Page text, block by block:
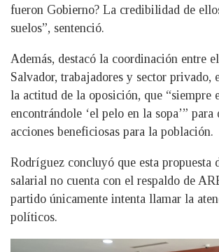
fueron Gobierno? La credibilidad de
suelos”, sentenció.
Además, destacó la coordinación entre
Salvador, trabajadores y sector privado,
la actitud de la oposición, que “siempre
encontrándole ‘el pelo en la sopa’”
acciones beneficiosas para la población.
Rodríguez concluyó que esta propuesta
salarial no cuenta con el respaldo de
partido únicamente intenta llamar la
políticos.